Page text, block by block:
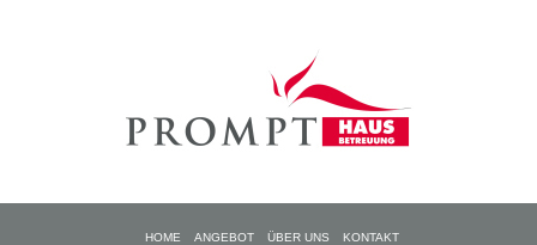
HOME ANGEBOT ÜBER UNS KONTAKT